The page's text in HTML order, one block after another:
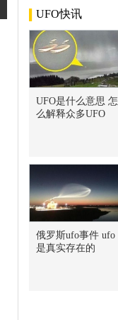
UFO快讯
UFO是什么意思 怎
么解释众多UFO
俄罗斯ufo事件 ufo
是真实存在的